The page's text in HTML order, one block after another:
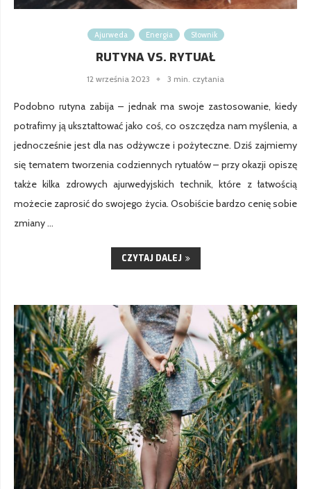
Ajurweda Energia Słownik
RUTYNA VS. RYTUAŁ
12 września 2023 3 min. czytania
Podobno rutyna zabija – jednak ma swoje zastosowanie, kiedy
potrafimy ją ukształtować jako coś, co oszczędza nam myślenia, a
jednocześnie jest dla nas odżywcze i pożyteczne. Dziś zajmiemy
się tematem tworzenia codziennych rytuałów – przy okazji opiszę
także kilka zdrowych ajurwedyjskich technik, które z łatwością
możecie zaprosić do swojego życia. Osobiście bardzo cenię sobie
zmiany …
CZYTAJ DALEJ